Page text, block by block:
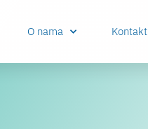
O nama Kontakt